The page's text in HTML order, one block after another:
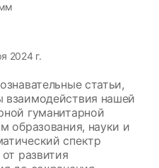
2024 г.
статьи,
нашей
гуманитарной
образования, науки и
спектр
развития